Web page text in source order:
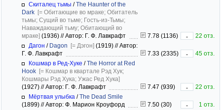
Скиталец тьмы /The Haunter of the
Dark [= Обитающие во мраке; Обитатель
тьмы; Сущий во тьме; Гость-из-Тьмы;
Наваждающий тьму; Обитающий во
мраке] (1936) //Автор: Г. Ф. Лавкрафт 7.78 (1136) -
22 отз.
Дагон / Dagon [= Дэгон] (1919) //Автор:
Г. Ф. Лавкрафт
7.33 (2335) -
45 отз.
Кошмар в Ред-Хуке /The Horror at Red
Hook [= Кошмар в квартале Рэд Хук;
Кошмары Рэд Хука; Ужас Ред Хука]
(1927) //Автор: Г. Ф. Лавкрафт 7.47 (939) -
22 отз.
Мёртвая улыбка /The Dead Smile
(1899) //Автор: Ф. Марион Кроуфорд 7.50 (30) -
1 отз.